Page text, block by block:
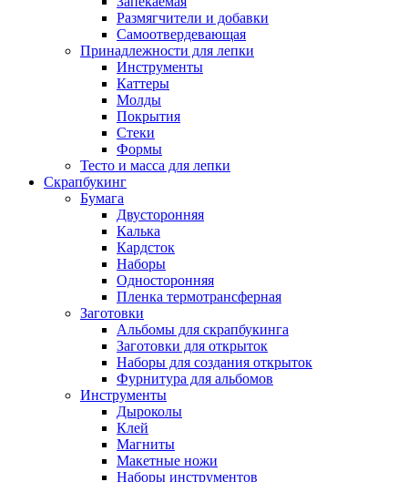
Размягчители и добавки
Самоотвердевающая
Принадлежности для лепки
Инструменты
Каттеры
Молды
Покрытия
Стеки
Формы
Тесто и масса для лепки
Скрапбукинг
Бумага
Двусторонняя
Калька
Кардсток
Наборы
Односторонняя
Пленка термотрансферная
Заготовки
Альбомы для скрапбукинга
Заготовки для открыток
Наборы для создания открыток
Фурнитура для альбомов
Инструменты
Дыроколы
Клей
Магниты
Макетные ножи
Наборы инструментов